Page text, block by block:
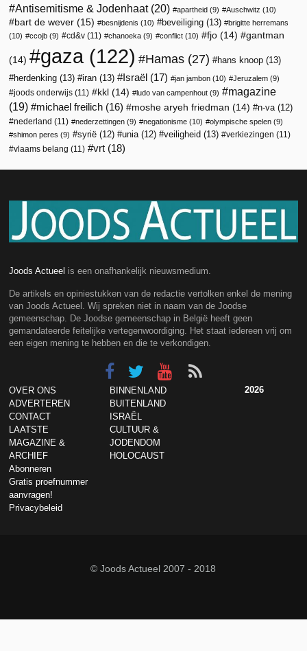
Antisemitisme & Jodenhaat(20) apartheid (9) Auschwitz (10)
bart de wever (15) besnijdenis (10) beveiliging (13)
brigitte herremans
(10)
ccojb (9) cd&v (11) chanoeka (9) conflict (10) fjo (14) gantman
(14) gaza(122) Hamas (27) hans knoop (13)
herdenking (13) iran (13) Israël (17) jan jambon (10) Jeruzalem (9)
joods onderwijs (11) kkl (14) ludo van campenhout (9)
magazine
(19)
michael freilich (16) moshe aryeh friedman (14) n-va (12)
nederland (11) nederzettingen (9) negationisme (10) olympische spelen (9)
shimon peres (9) syrië (12) unia (12) veiligheid (13) verkiezingen (11)
vlaams belang (11) vrt (18)
Joods Actueel is een onafhankelijk nieuwsmedium.
De artikels en opiniestukken van de redactie vertolken enkel de mening
van Joods Actueel. Wij spreken niet in naam van de Joodse
gemeenschap. De Joodse gemeenschap in België heeft geen
gemandateerde feitelijke vertegenwoordiging. Het staat iedereen vrij om
een eigen mening te hebben en die te verkondigen.
OVER ONS
ADVERTEREN
CONTACT
LAATSTE
MAGAZINE &
ARCHIEF
Abonneren
Gratis proefnummer
aanvragen!
Privacybeleid
BINNENLAND
BUITENLAND
ISRAËL
CULTUUR &
JODENDOM
HOLOCAUST
2026
© Joods Actueel 2007 - 2018